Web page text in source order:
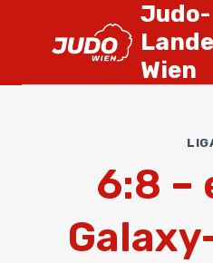
Judo-
Wien
6:8 –